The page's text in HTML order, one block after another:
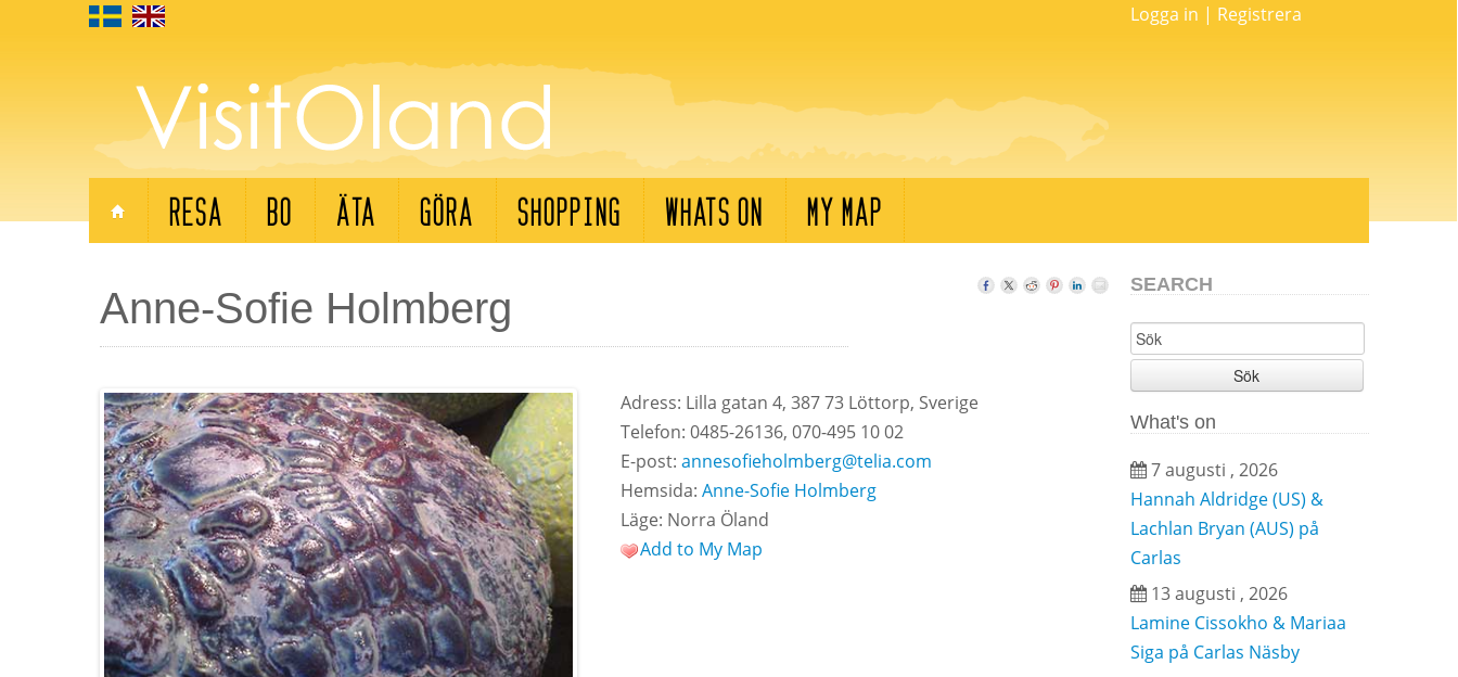
Logga in | Registrera
RESA BO ÄTA GÖRA SHOPPING WHATS ON MY MAP
Anne-Sofie Holmberg
Adress: Lilla gatan 4, 387 73 Löttorp, Sverige
Telefon: 0485-26136, 070-495 10 02
E-post: annesofieholmberg@telia.com
Hemsida: Anne-Sofie Holmberg
Läge: Norra Öland
Add to My Map
SEARCH
Sök
What's on
7 augusti , 2026
Hannah Aldridge (US) &
Lachlan Bryan (AUS) på
Carlas
13 augusti , 2026
Lamine Cissokho & Mariaa
Siga på Carlas Näsby